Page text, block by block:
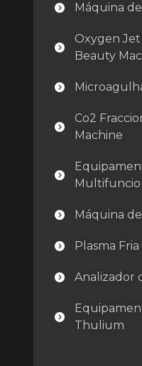
Máquina
Oxygen
Beauty
Co2
Machine
Máquina
Plasma Fria
Analizador
Thulium